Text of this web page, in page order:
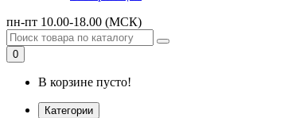
пн-пт 10.00-18.00 (МСК)
0
В корзине пусто!
Категории